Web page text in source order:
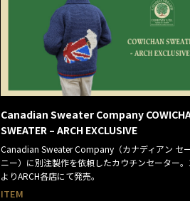
Canadian Sweater Company
SWEATER – ARCH EXCLUSIVE
Canadian Sweater Company（カナディアン セ
ニー）に別注製作を依頼したカウチンセーター
よりARCH各店にて発売。
ITEM